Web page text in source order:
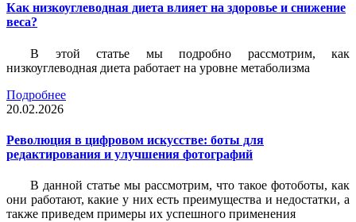
Как низкоуглеводная диета влияет на здоровье и снижение
веса?
В этой статье мы подробно рассмотрим, как
низкоуглеводная диета работает на уровне метаболизма
Подробнее
20.02.2026
Революция в цифровом искусстве: боты для
редактирования и улучшения фотографий
В данной статье мы рассмотрим, что такое фотоботы, как
они работают, какие у них есть преимущества и недостатки, а
также приведем примеры их успешного применения